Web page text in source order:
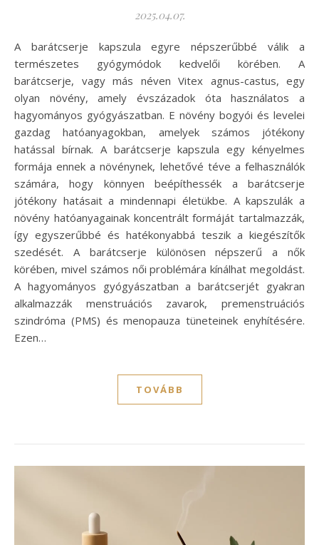
2025.04.07.
A barátcserje kapszula egyre népszerűbbé válik a
természetes gyógymódok kedvelői körében. A
barátcserje, vagy más néven Vitex agnus-castus, egy
olyan növény, amely évszázadok óta használatos a
hagyományos gyógyászatban. E növény bogyói és levelei
gazdag hatóanyagokban, amelyek számos jótékony
hatással bírnak. A barátcserje kapszula egy kényelmes
formája ennek a növénynek, lehetővé téve a felhasználók
számára, hogy könnyen beépíthessék a barátcserje
jótékony hatásait a mindennapi életükbe. A kapszulák a
növény hatóanyagainak koncentrált formáját tartalmazzák,
így egyszerűbbé és hatékonyabbá teszik a kiegészítők
szedését. A barátcserje különösen népszerű a nők
körében, mivel számos női problémára kínálhat megoldást.
A hagyományos gyógyászatban a barátcserjét gyakran
alkalmazzák menstruációs zavarok, premenstruációs
szindróma (PMS) és menopauza tüneteinek enyhítésére.
Ezen…
TOVÁBB